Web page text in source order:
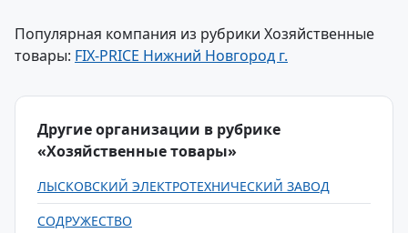
Популярная компания из рубрики Хозяйственные
товары: FIX-PRICE Нижний Новгород г.
Другие организации в рубрике
«Хозяйственные товары»
ЛЫСКОВСКИЙ ЭЛЕКТРОТЕХНИЧЕСКИЙ ЗАВОД
СОДРУЖЕСТВО